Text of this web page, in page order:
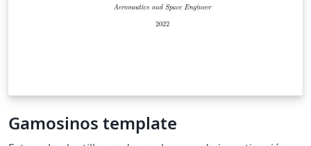
Gamosinos template